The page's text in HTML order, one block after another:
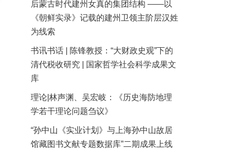
后蒙古时代建州女真的集团结构 ——以
《朝鲜实录》记载的建州卫领主阶层汉姓
为线索
书讯书话 | 陈锋教授：“大财政史观”下的
清代税收研究 | 国家哲学社会科学成果文
库
理论|林声渊、吴宏岐：《历史海防地理
学若干理论问题刍议》
“孙中山《实业计划》与上海孙中山故居
馆藏图书文献专题数据库”二期成果上线